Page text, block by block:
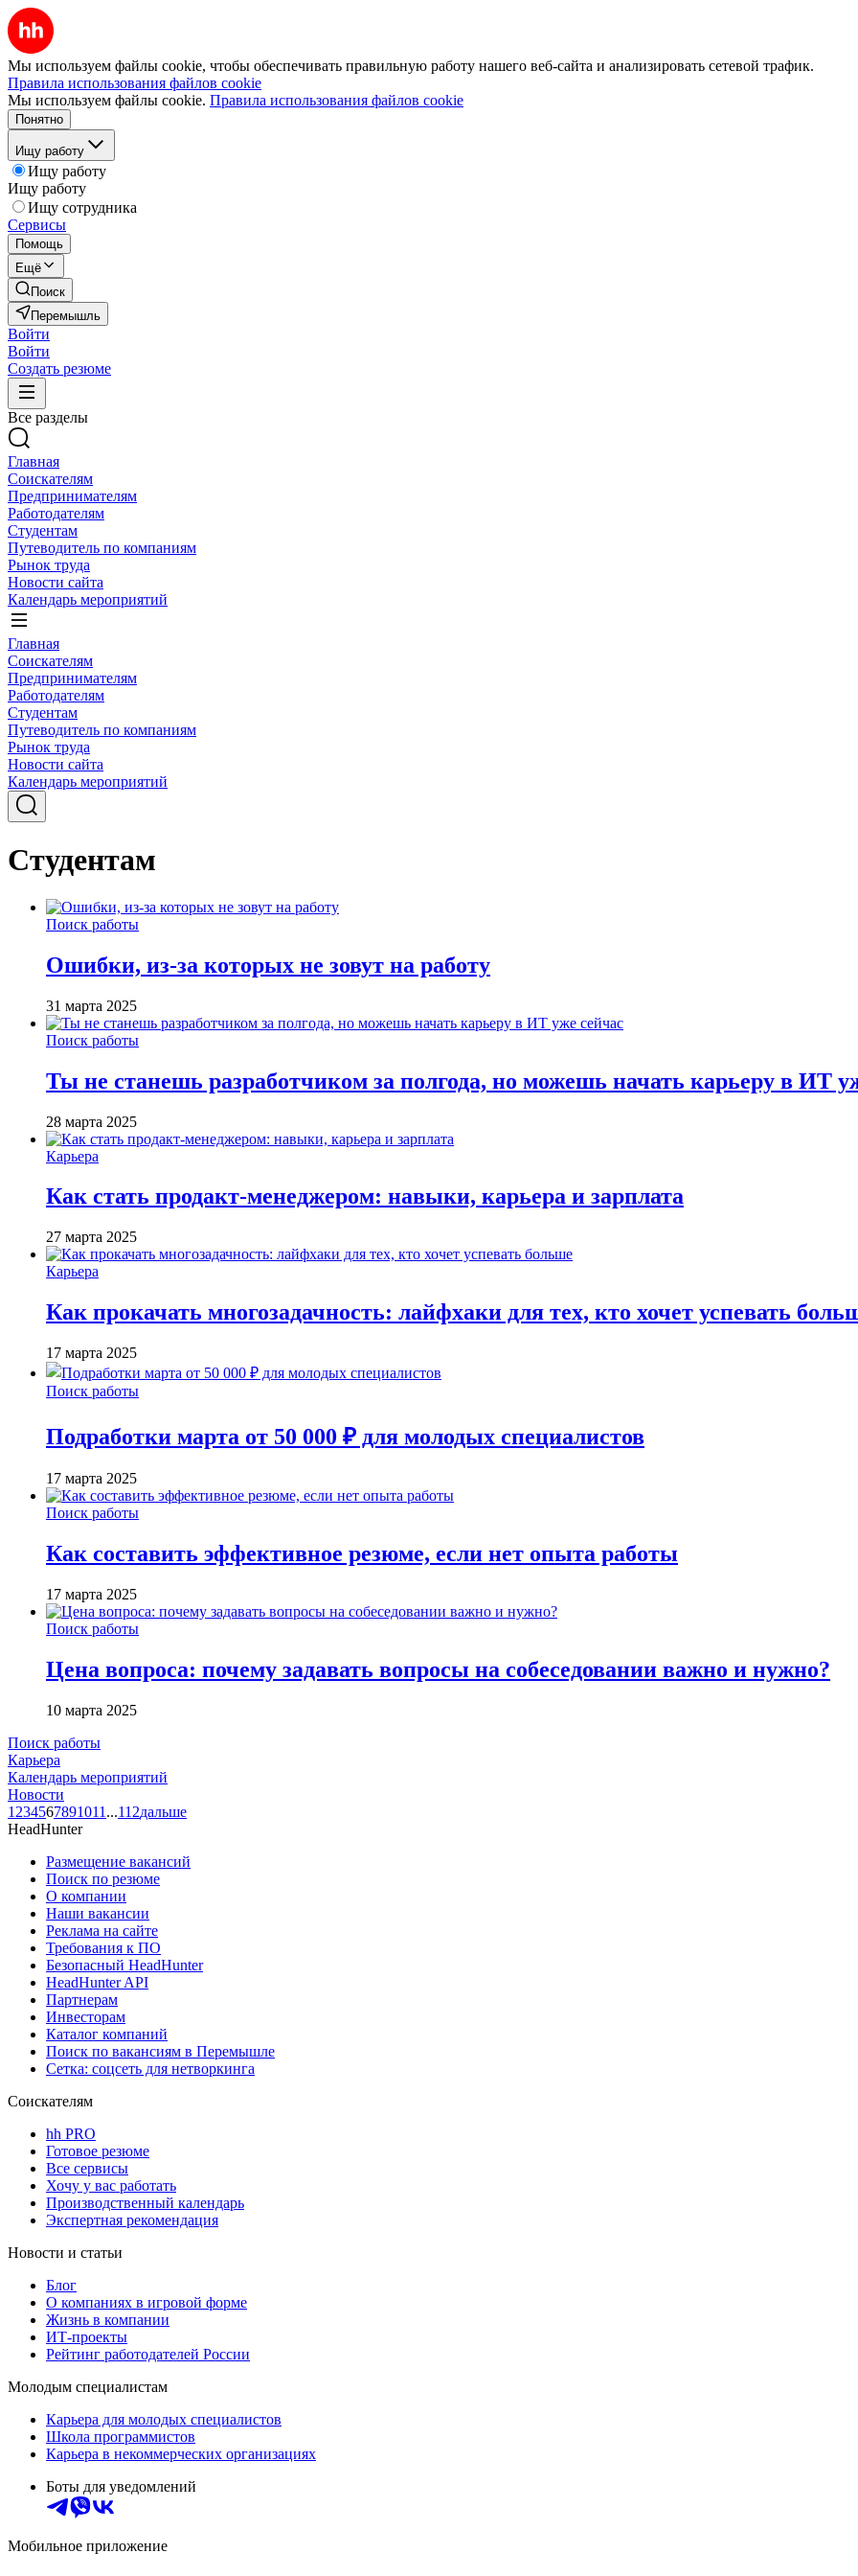
Мы используем файлы cookie, чтобы обеспечивать правильную работу нашего веб-сайта и анализировать сетевой трафик.
Правила использования файлов cookie
Мы используем файлы cookie. Правила использования файлов cookie
Понятно
Ищу работу
Ищу работу
Ищу работу
Ищу сотрудника
Сервисы
Помощь
Ещё
Поиск
Перемышль
Войти
Войти
Создать резюме
Все разделы
Главная
Соискателям
Предпринимателям
Работодателям
Студентам
Путеводитель по компаниям
Рынок труда
Новости сайта
Календарь мероприятий
Главная
Соискателям
Предпринимателям
Работодателям
Студентам
Путеводитель по компаниям
Рынок труда
Новости сайта
Календарь мероприятий
Студентам
Поиск работы
Ошибки, из-за которых не зовут на работу
31 марта 2025
Поиск работы
Ты не станешь разработчиком за полгода, но можешь начать карьеру в ИТ
28 марта 2025
Карьера
Как стать продакт-менеджером: навыки, карьера и зарплата
27 марта 2025
Карьера
Как прокачать многозадачность: лайфхаки для тех, кто хочет успевать
17 марта 2025
Поиск работы
Подработки марта от 50 000 ₽ для молодых специалистов
17 марта 2025
Поиск работы
Как составить эффективное резюме, если нет опыта работы
17 марта 2025
Поиск работы
Цена вопроса: почему задавать вопросы на собеседовании важно и нужно?
10 марта 2025
Поиск работы
Карьера
Календарь мероприятий
Новости
1 234567891011 ...112дальше
HeadHunter
Размещение вакансий
Поиск по резюме
О компании
Наши вакансии
Реклама на сайте
Требования к ПО
Безопасный HeadHunter
HeadHunter API
Партнерам
Инвесторам
Каталог компаний
Поиск по вакансиям в Перемышле
Сетка: соцсеть для нетворкинга
Соискателям
hh PRO
Готовое резюме
Все сервисы
Хочу у вас работать
Производственный календарь
Экспертная рекомендация
Новости и статьи
Блог
О компаниях в игровой форме
Жизнь в компании
ИТ-проекты
Рейтинг работодателей России
Молодым специалистам
Карьера для молодых специалистов
Школа программистов
Карьера в некоммерческих организациях
Боты для уведомлений
Мобильное приложение